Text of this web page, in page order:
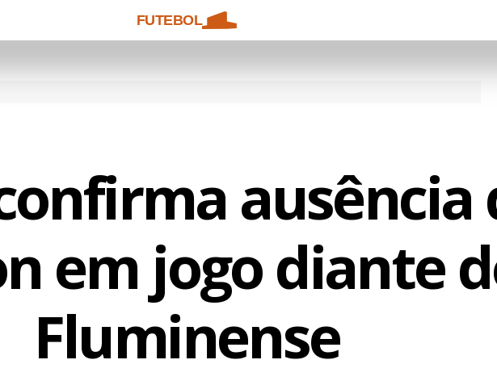
FUTEBOL
ausência
em jogo diante
Fluminense